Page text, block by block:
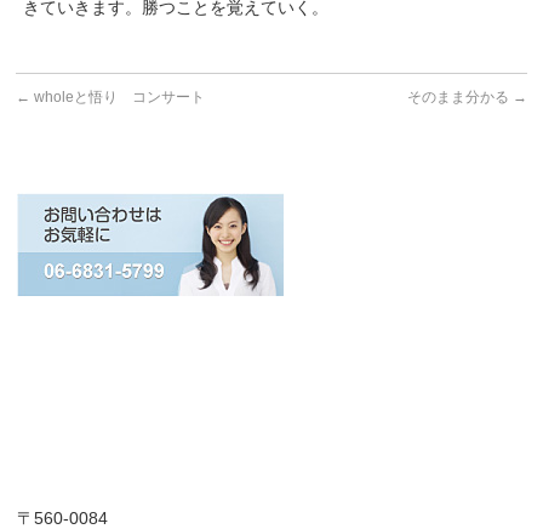
きていきます。勝つことを覚えていく。
← wholeと悟り コンサート そのまま分かる →
〒560-0084